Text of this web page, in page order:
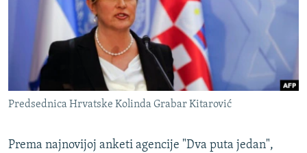
ISPRIČAJ MI
DNEVNO@RSE
SPECIJALI RSE
VIŠE OD NASLOVA
POPLAVE I KLIZIŠTA U BIH 2024.
PRATITE NAS
Predsednica Hrvatske Kolinda Grabar Kitarović
Prema najnovijoj anketi agencije "Dva puta jedan",